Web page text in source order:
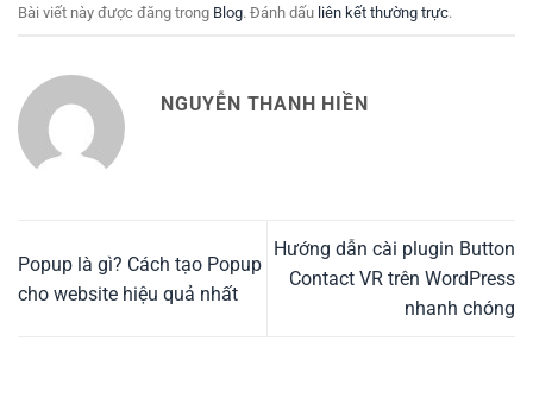
Bài viết này được đăng trong Blog. Đánh dấu liên kết thường trực.
NGUYỄN THANH HIỀN
Popup là gì? Cách tạo Popup
cho website hiệu quả nhất
Hướng dẫn cài plugin Button
Contact VR trên WordPress
nhanh chóng